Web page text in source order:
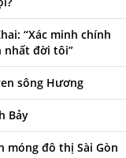
“Xác minh chính
nhất đời tôi”
sông Hương
Bảy
móng đô thị Sài Gòn